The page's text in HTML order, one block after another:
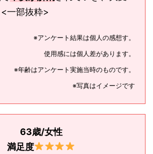
一部抜粋>
※アンケート結果は個人の感想す。
使用感には個人差があります。
※年齢はアンケート実施当時のものです。
※写真はイメージです
63歳/女性
満足度